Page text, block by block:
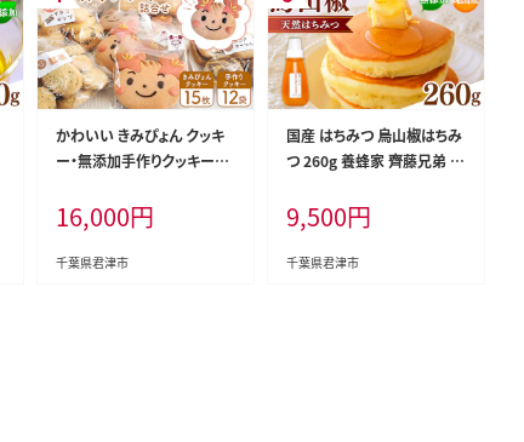
かわいい きみぴょん クッキ
ー・無添加手作りクッキー詰
| マスコットキャラクター ご
当地 無添加 手作り クッキー
詰合せ 千葉県 君津市 君津
16,000円
千葉県君津市
国産 はちみつ 烏山椒はちみ
つ 260g 養蜂家 齊藤兄弟 B
ルジュ | はちみつ 蜂蜜 ハチ
ミツ 烏山椒 天然蜂蜜 国産
蜂蜜 新鮮 オススメ 千葉県
9,500円
千葉県君津市